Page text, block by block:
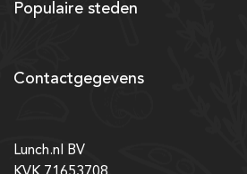
Populaire steden
Contactgegevens
Lunch.nl BV